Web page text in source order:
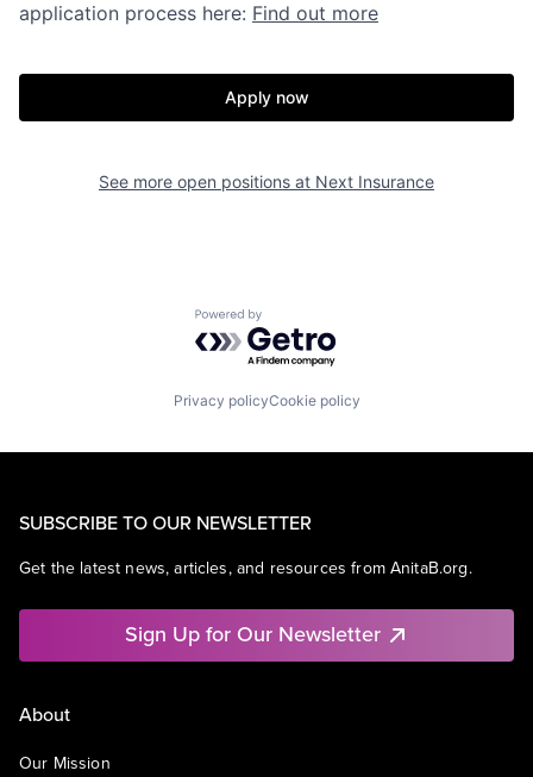
application process here: Find out more
Apply now
See more open positions at Next Insurance
Powered by Getro.com
Privacy policyCookie policy
SUBSCRIBE TO OUR NEWSLETTER
Get the latest news, articles, and resources from AnitaB.org.
Sign Up for Our Newsletter
About
Our Mission